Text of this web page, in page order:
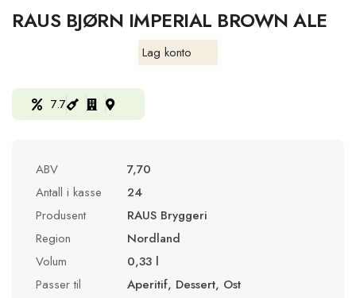
RAUS BJØRN IMPERIAL BROWN ALE
Lag konto
7.7
ABV
7,70
Antall i kasse
24
Produsent
RAUS Bryggeri
Region
Nordland
Volum
0,33 l
Passer til
Aperitif, Dessert, Ost